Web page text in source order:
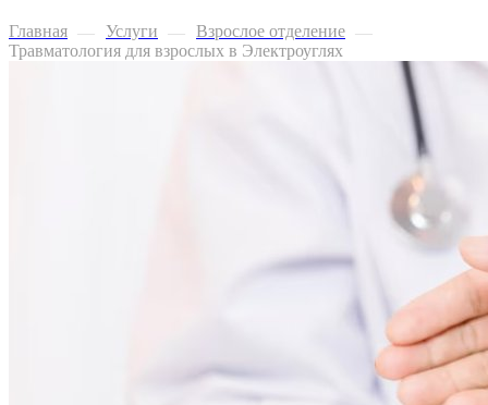
Главная — Услуги — Взрослое отделение —
Травматология для взрослых в Электроуглях